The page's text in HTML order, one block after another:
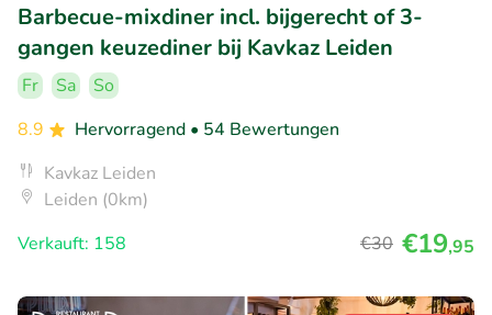
Barbecue-mixdiner incl. bijgerecht of 3-
gangen keuzediner bij Kavkaz Leiden
Fr Sa
So
8.9
Hervorragend • 54 Bewertungen
Kavkaz Leiden
Leiden (0km)
Verkauft: 158
€30 €19,95